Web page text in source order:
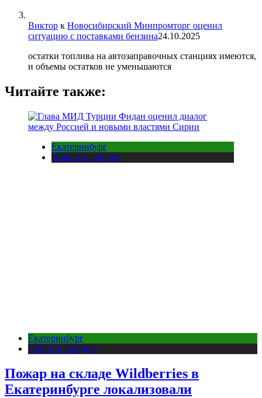
Виктор к Новосибирский Минпромторг оценил
ситуацию с поставками бензина24.10.2025
остатки топлива на автозаправочных станциях имеются,
и объемы остатков не уменьшаются
Читайте также:
Екатеринбург
Новости городов
Екатеринбург
Новости городов
Пожар на складе Wildberries в
Екатеринбурге локализовали